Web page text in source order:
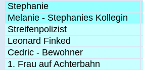
Stephanie
Melanie - Stephanies Kollegin
Streifenpolizist
Leonard Finked
Cedric - Bewohner
1. Frau auf Achterbahn